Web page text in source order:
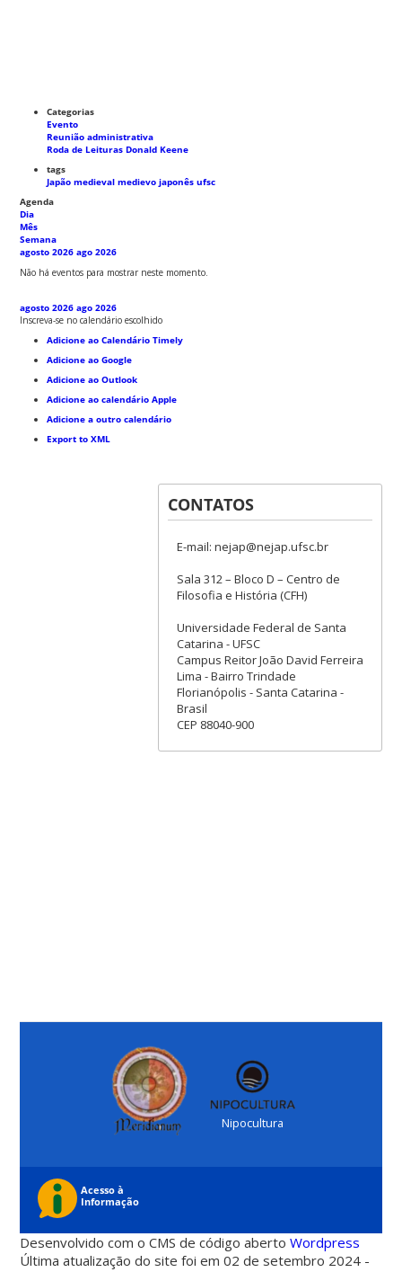
Categorias
Evento
Reunião administrativa
Roda de Leituras Donald Keene
tags
Japão medievalmedievo japonêsufsc
Agenda
Dia
Mês
Semana
agosto 2026 ago 2026
Não há eventos para mostrar neste momento.
agosto 2026 ago 2026
Inscreva-se no calendário escolhido
Adicione ao Calendário Timely
Adicione ao Google
Adicione ao Outlook
Adicione ao calendário Apple
Adicione a outro calendário
Export to XML
CONTATOS
E-mail: nejap@nejap.ufsc.br
Sala 312 – Bloco D – Centro de
Filosofia e História (CFH)
Universidade Federal de Santa
Catarina - UFSC
Campus Reitor João David Ferreira
Lima - Bairro Trindade
Florianópolis - Santa Catarina -
Brasil
CEP 88040-900
Nipocultura
Desenvolvido com o CMS de código abertoWordpress
Última atualização do site foi em 02 de setembro 2024 -